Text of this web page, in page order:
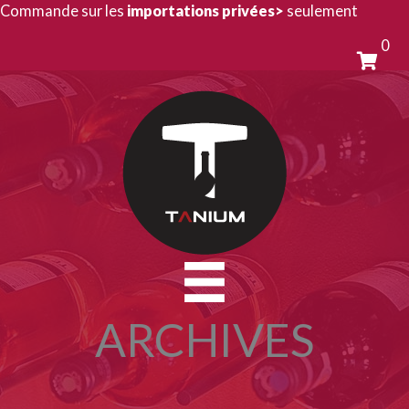
Aller
Commande sur les importations privées> seulement
0
ARCHIVES